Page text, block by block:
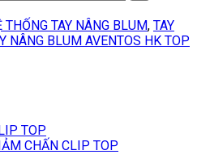
THỐNG TAY NÂNG BLUM, TAY
NÂNG BLUM AVENTOS HK TOP
TOP
CHẤN CLIP TOP